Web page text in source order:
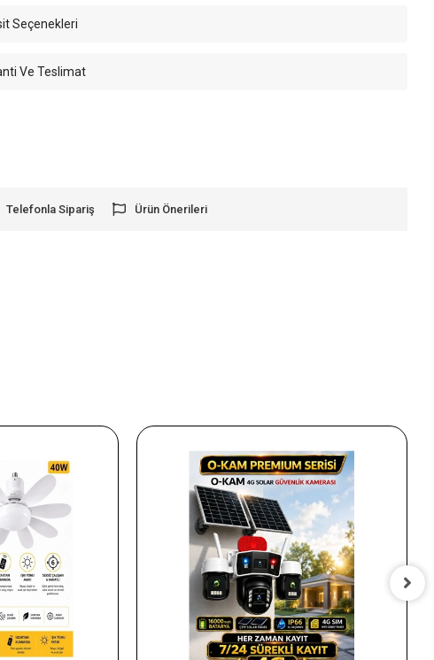
Seçenekleri
Ve Teslimat
Telefonla Sipariş Ürün Önerileri